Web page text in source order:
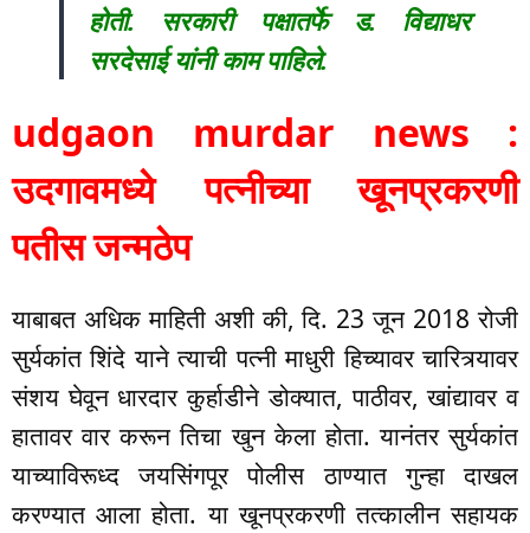
होती. सरकारी पक्षातर्फे ड. विद्याधर
सरदेसाई यांनी काम पाहिले.
udgaon murdar news :
उदगावमध्ये पत्नीच्या खूनप्रकरणी
पतीस जन्मठेप
याबाबत अधिक माहिती अशी की, दि. 23 जून 2018 रोजी
सुर्यकांत शिंदे याने त्याची पत्नी माधुरी हिच्यावर चारित्र्यावर
संशय घेवून धारदार कुर्हाडीने डोक्यात, पाठीवर, खांद्यावर व
हातावर वार करून तिचा खुन केला होता. यानंतर सुर्यकांत
याच्याविरूध्द जयसिंगपूर पोलीस ठाण्यात गुन्हा दाखल
करण्यात आला होता. या खूनप्रकरणी तत्कालीन सहायक